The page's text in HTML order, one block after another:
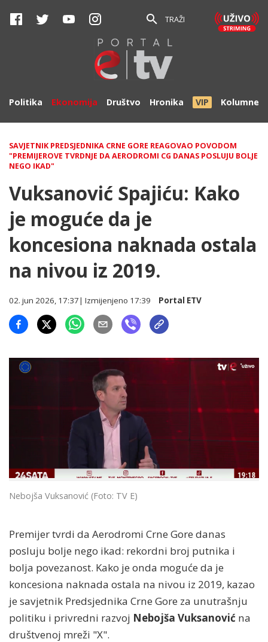
TRAŽI
Politika Ekonomija Društvo Hronika VIP Kolumne
SAVJETNIK PREDSJEDNIKA CRNE GORE REAGOVAO POVODOM
"PREMIJEROVE TVRDNJE DA AERODROMI CG DANAS POSLUJU BOLJE
NEGO IKAD"
Vuksanović Spajiću: Kako
je moguće da je
koncesiona naknada ostala
na nivou iz 2019.
02. jun 2026, 17:37| Izmijenjeno 17:39 Portal ETV
Nebojša Vuksanović (Foto: TV E)
Premijer tvrdi da Aerodromi Crne Gore danas
posluju bolje nego ikad: rekordni broj putnika i
bolja povezanost. Kako je onda moguće da je
koncesiona naknada ostala na nivou iz 2019, kazao
je savjetnik Predsjednika Crne Gore za unutrašnju
politiku i privredni razvoj Nebojša Vuksanović na
društvenoj mreži "X".